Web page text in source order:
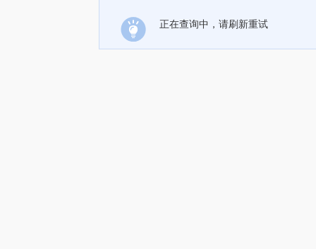
正在查询中，请刷新重试